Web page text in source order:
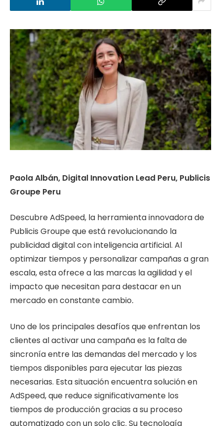
Paola Albán, Digital Innovation Lead Peru, Publicis
Groupe Peru
Descubre AdSpeed, la herramienta innovadora de
Publicis Groupe que está revolucionando la
publicidad digital con inteligencia artificial. Al
optimizar tiempos y personalizar campañas a gran
escala, esta ofrece a las marcas la agilidad y el
impacto que necesitan para destacar en un
mercado en constante cambio.
Uno de los principales desafíos que enfrentan los
clientes al activar una campaña es la falta de
sincronía entre las demandas del mercado y los
tiempos disponibles para ejecutar las piezas
necesarias. Esta situación encuentra solución en
AdSpeed, que reduce significativamente los
tiempos de producción gracias a su proceso
automatizado con un solo clic. Su tecnología